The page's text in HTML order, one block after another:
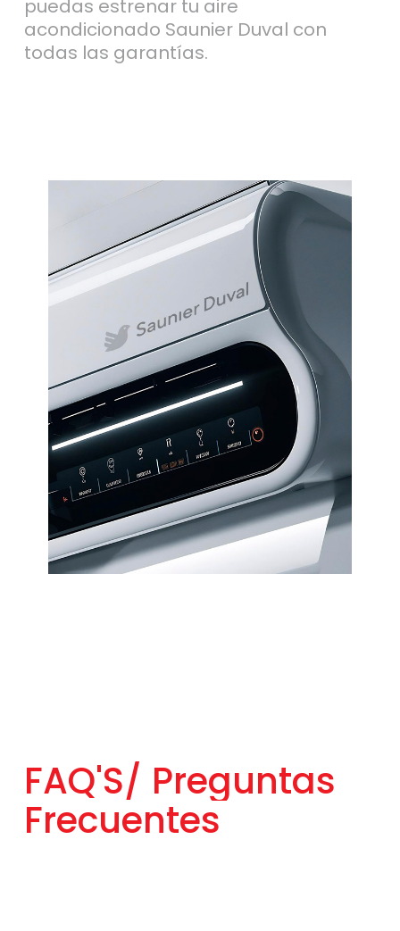
puedas estrenar tu aire
acondicionado Saunier Duval con
todas las garantías.
FAQ'S/ Preguntas
Frecuentes